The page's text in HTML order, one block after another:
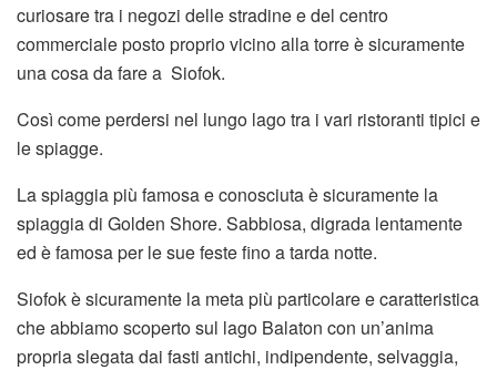
curiosare tra i negozi delle stradine e del centro
commerciale posto proprio vicino alla torre è sicuramente
una cosa da fare a Siofok.
Così come perdersi nel lungo lago tra i vari ristoranti tipici e
le spiagge.
La spiaggia più famosa e conosciuta è sicuramente la
spiaggia di Golden Shore. Sabbiosa, digrada lentamente
ed è famosa per le sue feste fino a tarda notte.
Siofok è sicuramente la meta più particolare e caratteristica
che abbiamo scoperto sul lago Balaton con un’anima
propria slegata dai fasti antichi, indipendente, selvaggia,